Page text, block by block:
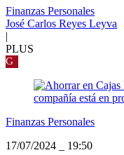
Finanzas Personales
José Carlos Reyes Leyva
|
PLUS
G
Finanzas Personales
17/07/2024
19:50